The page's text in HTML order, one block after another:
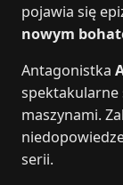
pojawia się
nowym
Antagonistka
spektakularne
maszynami.
serii.